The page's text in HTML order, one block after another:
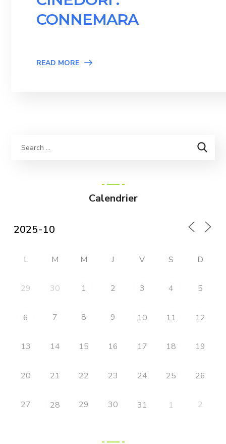
CONNEMARA
READ MORE
Calendrier
L M M J V S D
29 30 1 2 3 4 5
6 7 8 9 10 11 12
13 14 15 16 17 18 19
20 21 22 23 24 25 26
27 28 29 30 31 1 2